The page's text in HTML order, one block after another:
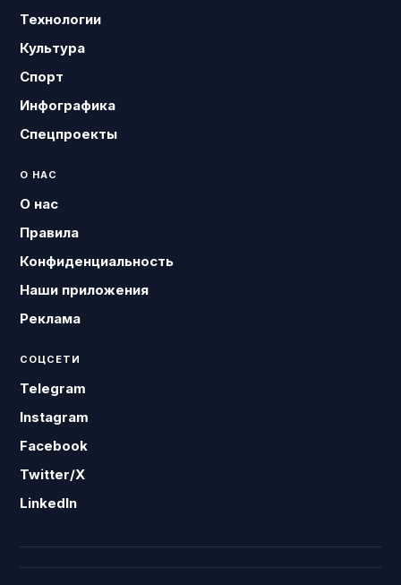
Технологии
Культура
Спорт
Инфографика
Спецпроекты
О НАС
О нас
Правила
Конфиденциальность
Наши приложения
Реклама
СОЦСЕТИ
Telegram
Instagram
Facebook
Twitter/X
LinkedIn